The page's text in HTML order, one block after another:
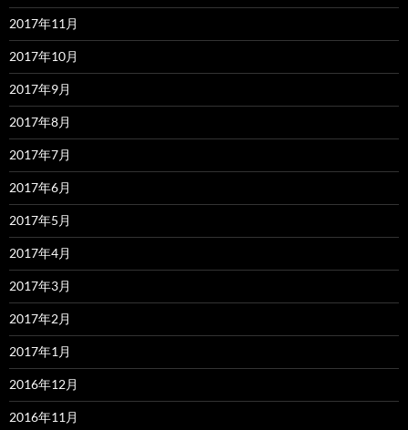
2017年11月
2017年10月
2017年9月
2017年8月
2017年7月
2017年6月
2017年5月
2017年4月
2017年3月
2017年2月
2017年1月
2016年12月
2016年11月